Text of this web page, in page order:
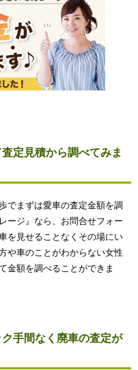
定見積から調べてみま
でまずは愛車の査定金額を調
ージ』なら、お問合せフォー
を見せることなくその場にい
や車のことがわからない女性
金額を調べることができま
手間なく廃車の査定が